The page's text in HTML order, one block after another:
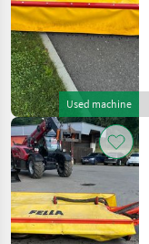
Used machine